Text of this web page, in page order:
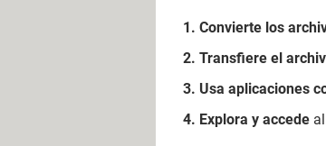
Convierte los
Transfiere el
Usa aplicaciones
Explora y accede